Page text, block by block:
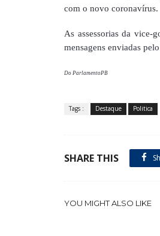
com o novo coronavírus.
As assessorias da vice-
mensagens enviadas
Do ParlamentoPB
Tags : Destaque Politica
SHARE THIS
YOU MIGHT ALSO LIKE